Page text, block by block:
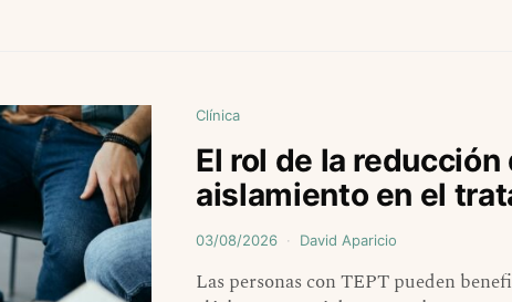
Clínica
El rol de la
aislamiento en el
03/08/2026 David Aparicio
Las personas con TEPT pueden